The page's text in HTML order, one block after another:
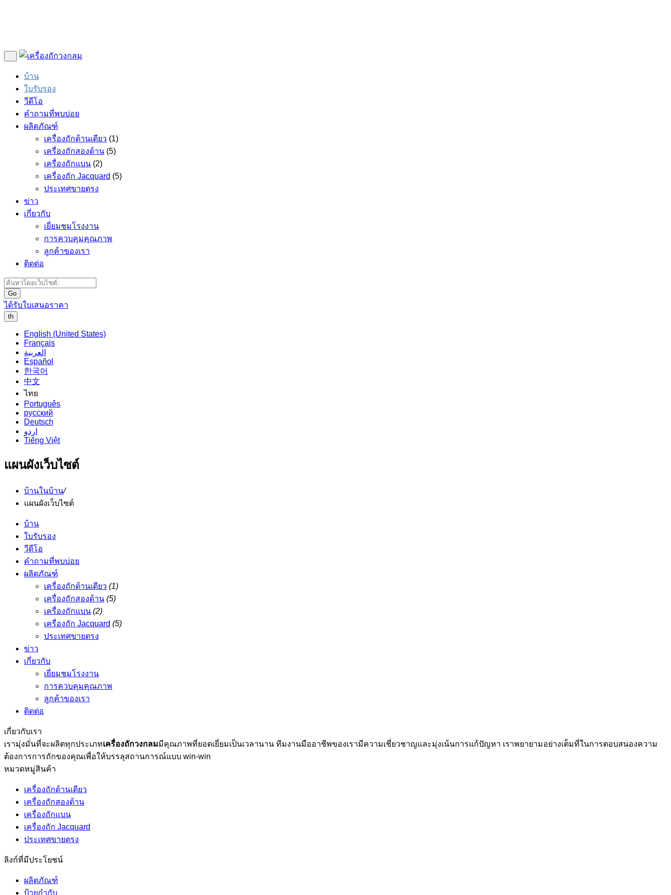
บ้าน
ใบรับรอง
วีดีโอ
คำถามที่พบบ่อย
ผลิตภัณฑ์
เครื่องถักด้านเดียว (1)
เครื่องถักสองด้าน (5)
เครื่องถักแบน (2)
เครื่องถัก Jacquard (5)
ประเทศขายตรง
ข่าว
เกี่ยวกับ
เยี่ยมชมโรงงาน
การควบคุมคุณภาพ
ลูกค้าของเรา
ติดต่อ
Go
ได้รับใบเสนอราคา
th
English (United States)
Français
العربية
Español
한국어
中文
ไทย
Português
русский
Deutsch
اردو
Tiếng Việt
แผนผังเว็บไซต์
บ้านในบ้าน/
แผนผังเว็บไซต์
บ้าน
ใบรับรอง
วีดีโอ
คำถามที่พบบ่อย
ผลิตภัณฑ์
เครื่องถักด้านเดียว (1)
เครื่องถักสองด้าน (5)
เครื่องถักแบน (2)
เครื่องถัก Jacquard (5)
ประเทศขายตรง
ข่าว
เกี่ยวกับ
เยี่ยมชมโรงงาน
การควบคุมคุณภาพ
ลูกค้าของเรา
ติดต่อ
เกี่ยวกับเรา
เรามุ่งมั่นที่จะผลิตทุกประเภทเครื่องถักวงกลมมีคุณภาพที่ยอดเยี่ยมเป็นเวลานาน ทีมงานมืออาชีพของเรามีความเชี่ยวชาญและมุ่งเน้นการแก้ปัญหา เราพยายามอย่างเต็มที่ในการตอบสนองความ
ต้องการการถักของคุณเพื่อให้บรรลุสถานการณ์แบบ win-win
หมวดหมู่สินค้า
เครื่องถักด้านเดียว
เครื่องถักสองด้าน
เครื่องถักแบน
เครื่องถัก Jacquard
ประเทศขายตรง
ลิงก์ที่มีประโยชน์
ผลิตภัณฑ์
ป้ายกำกับ